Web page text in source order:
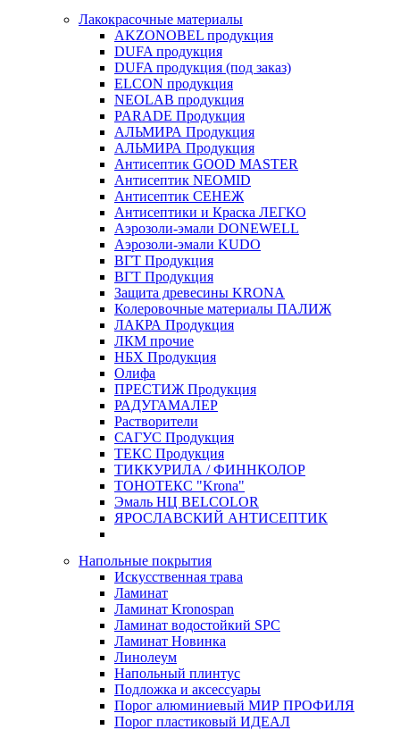
Лакокрасочные материалы
AKZONOBEL продукция
DUFA продукция
DUFA продукция (под заказ)
ELCON продукция
NEOLAB продукция
PARADE Продукция
АЛЬМИРА Продукция
АЛЬМИРА Продукция
Антисептик GOOD MASTER
Антисептик NEOMID
Антисептик СЕНЕЖ
Антисептики и Краска ЛЕГКО
Аэрозоли-эмали DONEWELL
Аэрозоли-эмали KUDO
ВГТ Продукция
ВГТ Продукция
Защита древесины KRONA
Колеровочные материалы ПАЛИЖ
ЛАКРА Продукция
ЛКМ прочие
НБХ Продукция
Олифа
ПРЕСТИЖ Продукция
РАДУГАМАЛЕР
Растворители
САГУС Продукция
ТЕКС Продукция
ТИККУРИЛА / ФИННКОЛОР
ТОНОТЕКС "Krona"
Эмаль НЦ BELCOLOR
ЯРОСЛАВСКИЙ АНТИСЕПТИК
Напольные покрытия
Искусственная трава
Ламинат
Ламинат Kronospan
Ламинат водостойкий SPC
Ламинат Новинка
Линолеум
Напольный плинтус
Подложка и аксессуары
Порог алюминиевый МИР ПРОФИЛЯ
Порог пластиковый ИДЕАЛ